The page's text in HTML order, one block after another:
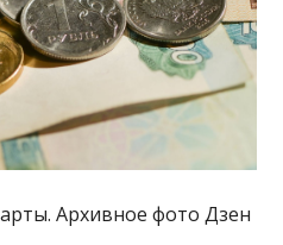
Архивное фото Дзен